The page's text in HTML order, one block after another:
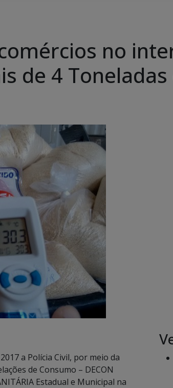
no
de 4
a Polícia Civil, por meio da
de Consumo – DECON
Estadual e Municipal na